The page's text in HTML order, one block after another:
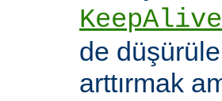
de
arttırmak